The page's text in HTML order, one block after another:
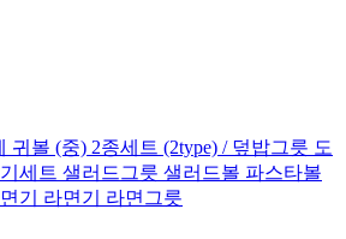
귀볼 (중) 2종세트 (2type) / 덮밥그릇 도
세트 샐러드그릇 샐러드볼 파스타볼
기 라면기 라면그릇